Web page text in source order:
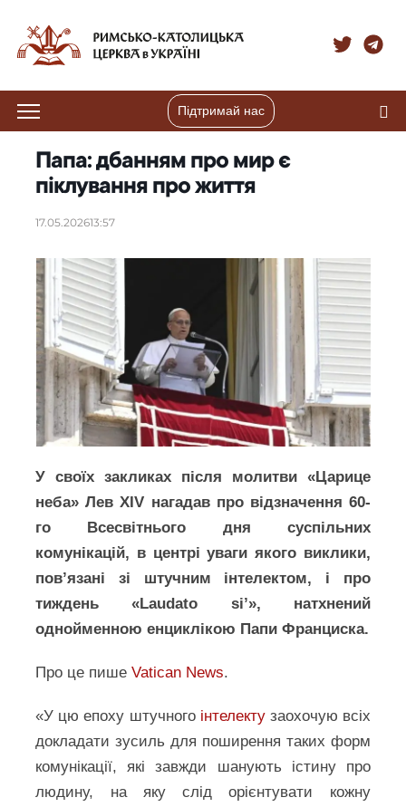
Підтримай нас
Папа: дбанням про мир є
піклування про життя
17.05.202613:57
У своїх закликах після молитви «Царице
неба» Лев XIV нагадав про відзначення 60-
го Всесвітнього дня суспільних
комунікацій, в центрі уваги якого виклики,
повʼязані зі штучним інтелектом, і про
тиждень «Laudato si’», натхнений
однойменною енциклікою Папи Франциска.
Про це пишеVatican News.
«У цю епоху штучного інтелектузаохочую всіх
докладати зусиль для поширення таких форм
комунікації, які завжди шанують істину про
людину, на яку слід орієнтувати кожну